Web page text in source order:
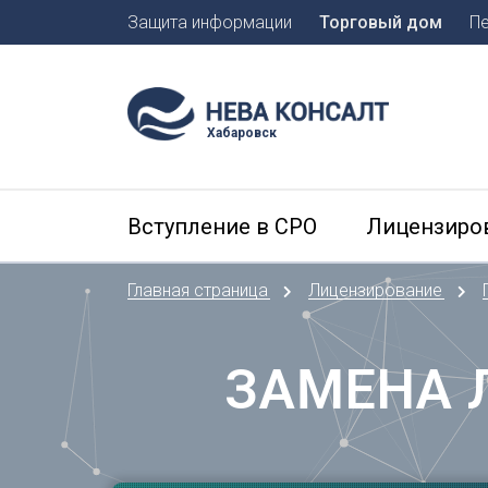
Барнаул
Белгород
Брянск
В
Защита информации Торговый дом
Хабаровск
Вступление в СРО
Главная страница Лицензирование
ЗАМЕНА